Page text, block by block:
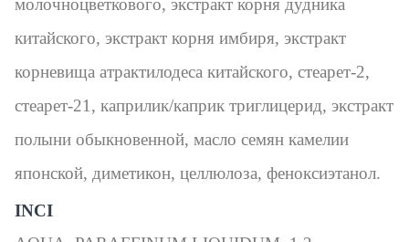
молочноцветкового, экстракт корня дудника
китайского, экстракт корня имбиря, экстракт
корневища атрактилодеса китайского, стеарет-2,
стеарет-21, каприлик/каприк триглицерид, экстракт
полыни обыкновенной, масло семян камелии
японской, диметикон, целлюлоза, феноксиэтанол.
INCI